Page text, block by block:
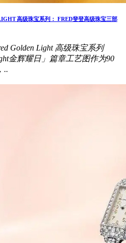
高级珠宝系列： FRED斐登高级珠宝三部
Golden Light 高级珠宝系列
金辉耀日」篇章工艺图作为90
..